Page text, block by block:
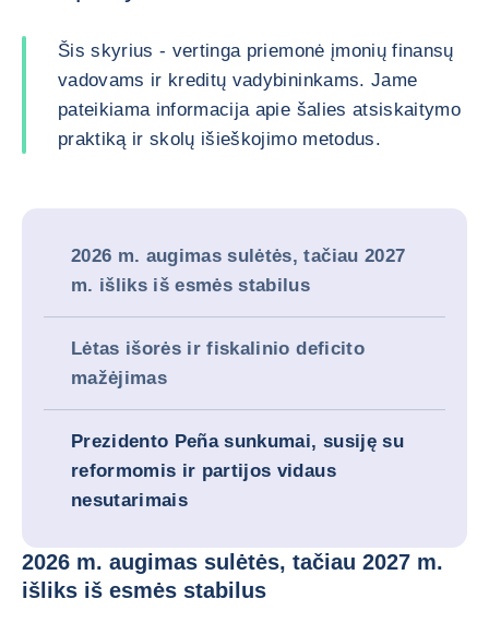
Šis skyrius - vertinga priemonė įmonių finansų
vadovams ir kreditų vadybininkams. Jame
pateikiama informacija apie šalies atsiskaitymo
praktiką ir skolų išieškojimo metodus.
2026 m. augimas sulėtės, tačiau 2027
m. išliks iš esmės stabilus
Lėtas išorės ir fiskalinio deficito
mažėjimas
Prezidento Peña sunkumai, susiję su
reformomis ir partijos vidaus
nesutarimais
2026 m. augimas sulėtės, tačiau 2027 m.
išliks iš esmės stabilus